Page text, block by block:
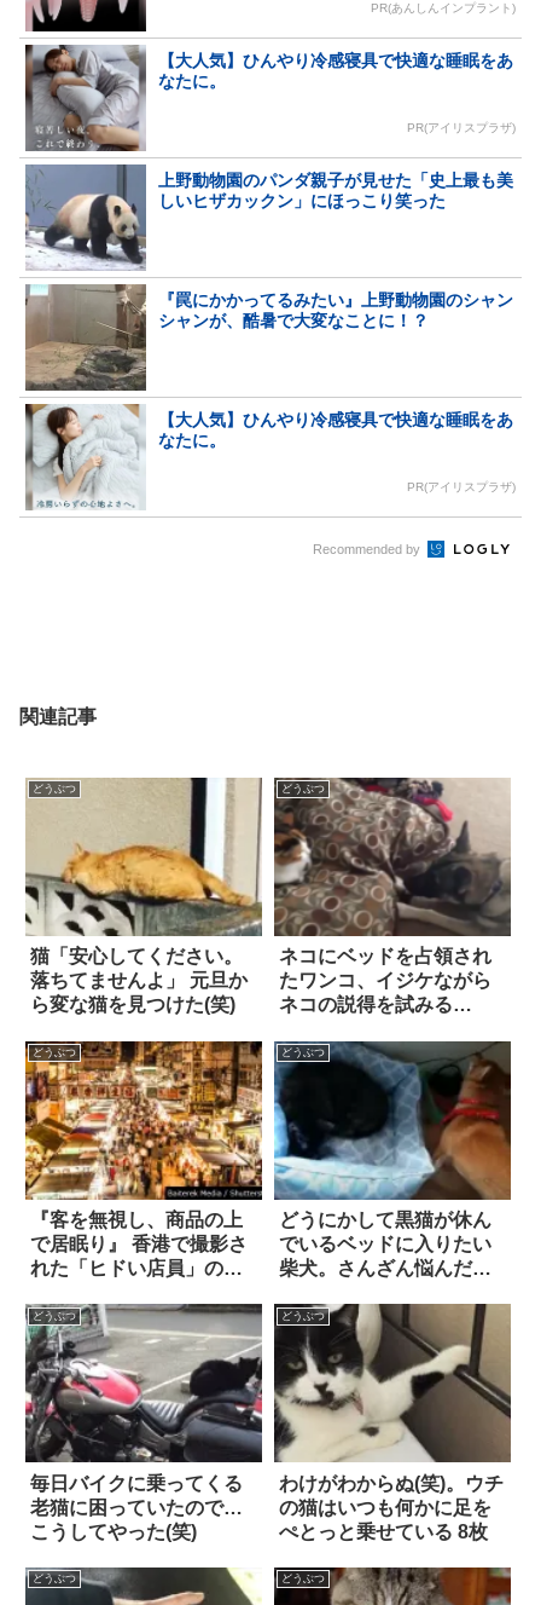
PR(あんしんインプラント)
【大人気】ひんやり冷感寝具で快適な睡眠をあ
なたに。
PR(アイリスプラザ)
上野動物園のパンダ親子が見せた「史上最も美
しいヒザカックン」にほっこり笑った
『罠にかかってるみたい』上野動物園のシャン
シャンが、酷暑で大変なことに！？
【大人気】ひんやり冷感寝具で快適な睡眠をあ
なたに。
PR(アイリスプラザ)
Recommended by
関連記事
どうぶつ
猫「安心してください。
落ちてませんよ」 元旦か
ら変な猫を見つけた(笑)
どうぶつ
ネコにベッドを占領され
たワンコ、イジケながら
ネコの説得を試みる
どうぶつ
『客を無視し、商品の上
で居眠り』 香港で撮影さ
れた「ヒドい店員」の写
どうぶつ
どうにかして黒猫が休ん
でいるベッドに入りたい
柴犬。さんざん悩んだ末
引すぎやしないか！？
どうぶつ
毎日バイクに乗ってくる
老猫に困っていたので…
こうしてやった(笑)
どうぶつ
わけがわからぬ(笑)。ウチ
の猫はいつも何かに足を
ぺとっと乗せている 8枚
どうぶつ どうぶつ